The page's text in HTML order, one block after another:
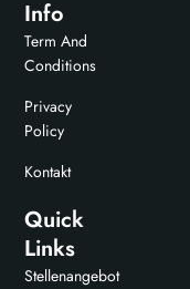
Info
Term And
Conditions
Privacy
Policy
Kontakt
Quick
Links
Stellenangebot